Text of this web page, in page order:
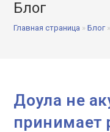
Блог
Главная страница »Блог»
Доула не